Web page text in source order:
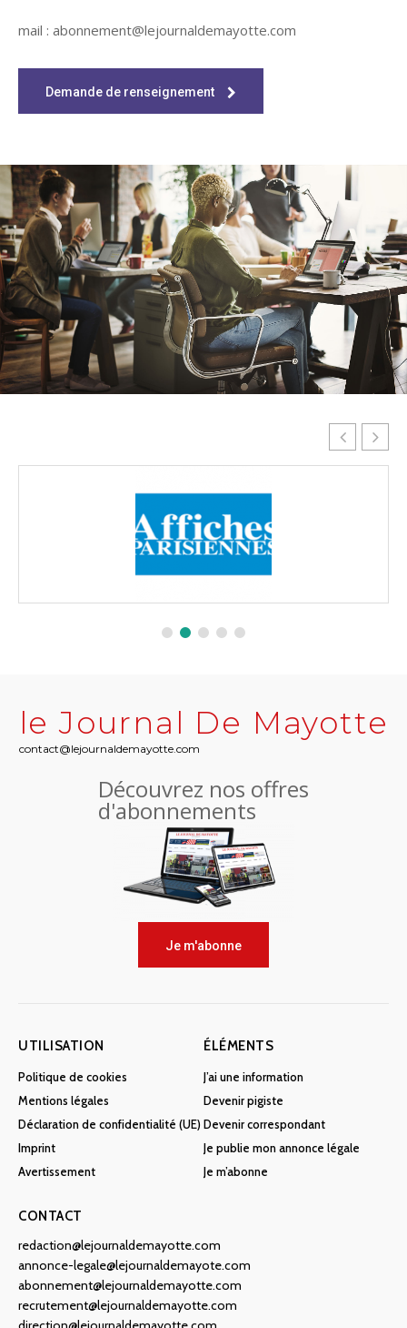
mail : abonnement@lejournaldemayotte.com
Demande de renseignement
le Journal De Mayotte
contact@lejournaldemayotte.com
Découvrez nos offres
d'abonnements
Je m'abonne
UTILISATION
Politique de cookies
Mentions légales
Déclaration de confidentialité (UE)
Imprint
Avertissement
ÉLÉMENTS
J’ai une information
Devenir pigiste
Devenir correspondant
Je publie mon annonce légale
Je m’abonne
CONTACT
redaction@lejournaldemayotte.com
annonce-legale@lejournaldemayote.com
abonnement@lejournaldemayotte.com
recrutement@lejournaldemayotte.com